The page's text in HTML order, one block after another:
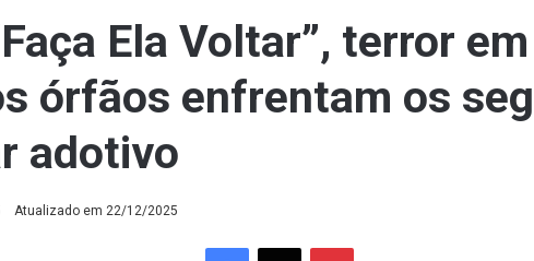
Ela Voltar”, terror
órfãos enfrentam os
adotivo
Atualizado em 22/12/2025
Facebook
X Pinterest